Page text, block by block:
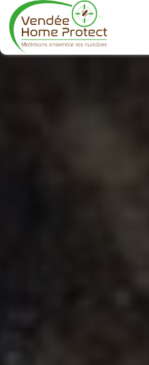
Panneau de gestion des cookies